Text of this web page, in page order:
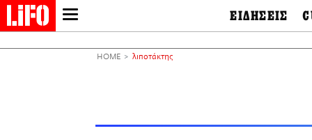
NEWSLETTER
ΕΙΔΗΣΕΙΣ
&
HOME λιποτάκτης